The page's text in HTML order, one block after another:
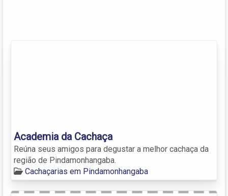
Academia da Cachaça
Reúna seus amigos para degustar a melhor cachaça da
região de Pindamonhangaba.
Cachaçarias em Pindamonhangaba